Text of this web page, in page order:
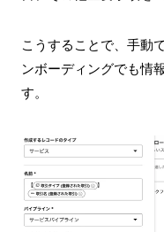
こうすることで、手動
ンボーディングでも情
す。